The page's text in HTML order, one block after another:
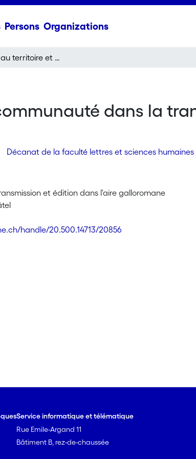
Persons Organizations
L'ancrage au territoire et à la communauté dans la transmission des récits francoprovençaux de Nendaz
dans la
Décanat de la faculté lettres et sciences humaines
et édition dans l'aire galloromane
handle/20.500.14713/20856
Service informatique et télématique
Rue Emile-Argand 11
Bâtiment B, rez-de-chaussée